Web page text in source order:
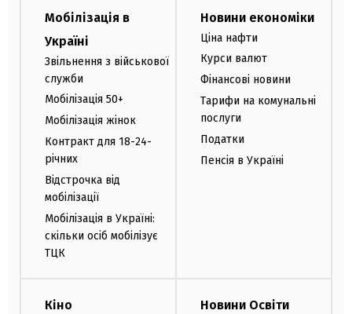
Мобілізація в
Україні
Звільнення з військової
служби
Мобілізація 50+
Мобілізація жінок
Контракт для 18-24-
річних
Відстрочка від
мобілізації
Мобілізація в Україні:
скільки осіб мобілізує
ТЦК
Новини економіки
Ціна нафти
Курси валют
Фінансові новини
Тарифи на комунальні
послуги
Податки
Пенсія в Україні
Кіно Новини Освіти